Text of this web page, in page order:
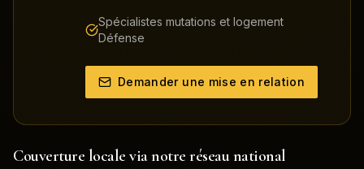
Spécialistes mutations et logement
Défense
Demander une mise en relation
Couverture locale via notre réseau national